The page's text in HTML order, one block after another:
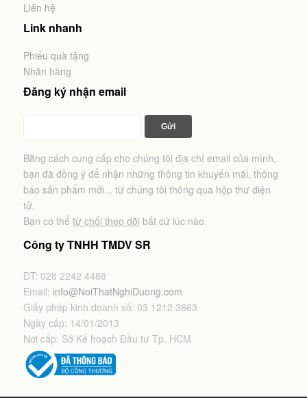
Liên hệ
Link nhanh
Phiếu quà tặng
Nhãn hàng
Đăng ký nhận email
Bằng cách cung cấp cho chúng tôi địa chỉ email của mình,
bạn đã đồng ý để nhận những thông tin khuyến mãi, thông
báo sản phẩm mới... từ chúng tôi thông qua hộp thư điện
tử.
Bạn có thể từ chối theo dõi bất cứ lúc nào.
Công ty TNHH TMDV SR
ĐT: 028 2242 4488
Email: info@NoiThatNghiDuong.com
Giấy phép kinh doanh số: 03 1212 3663
Ngày cấp: 14/01/2013
Nơi cấp: Sở Kế hoạch Đầu tư Tp. HCM